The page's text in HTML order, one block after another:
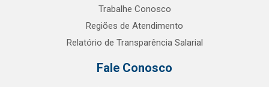
Trabalhe Conosco
Regiões de Atendimento
Relatório de Transparência Salarial
Fale Conosco